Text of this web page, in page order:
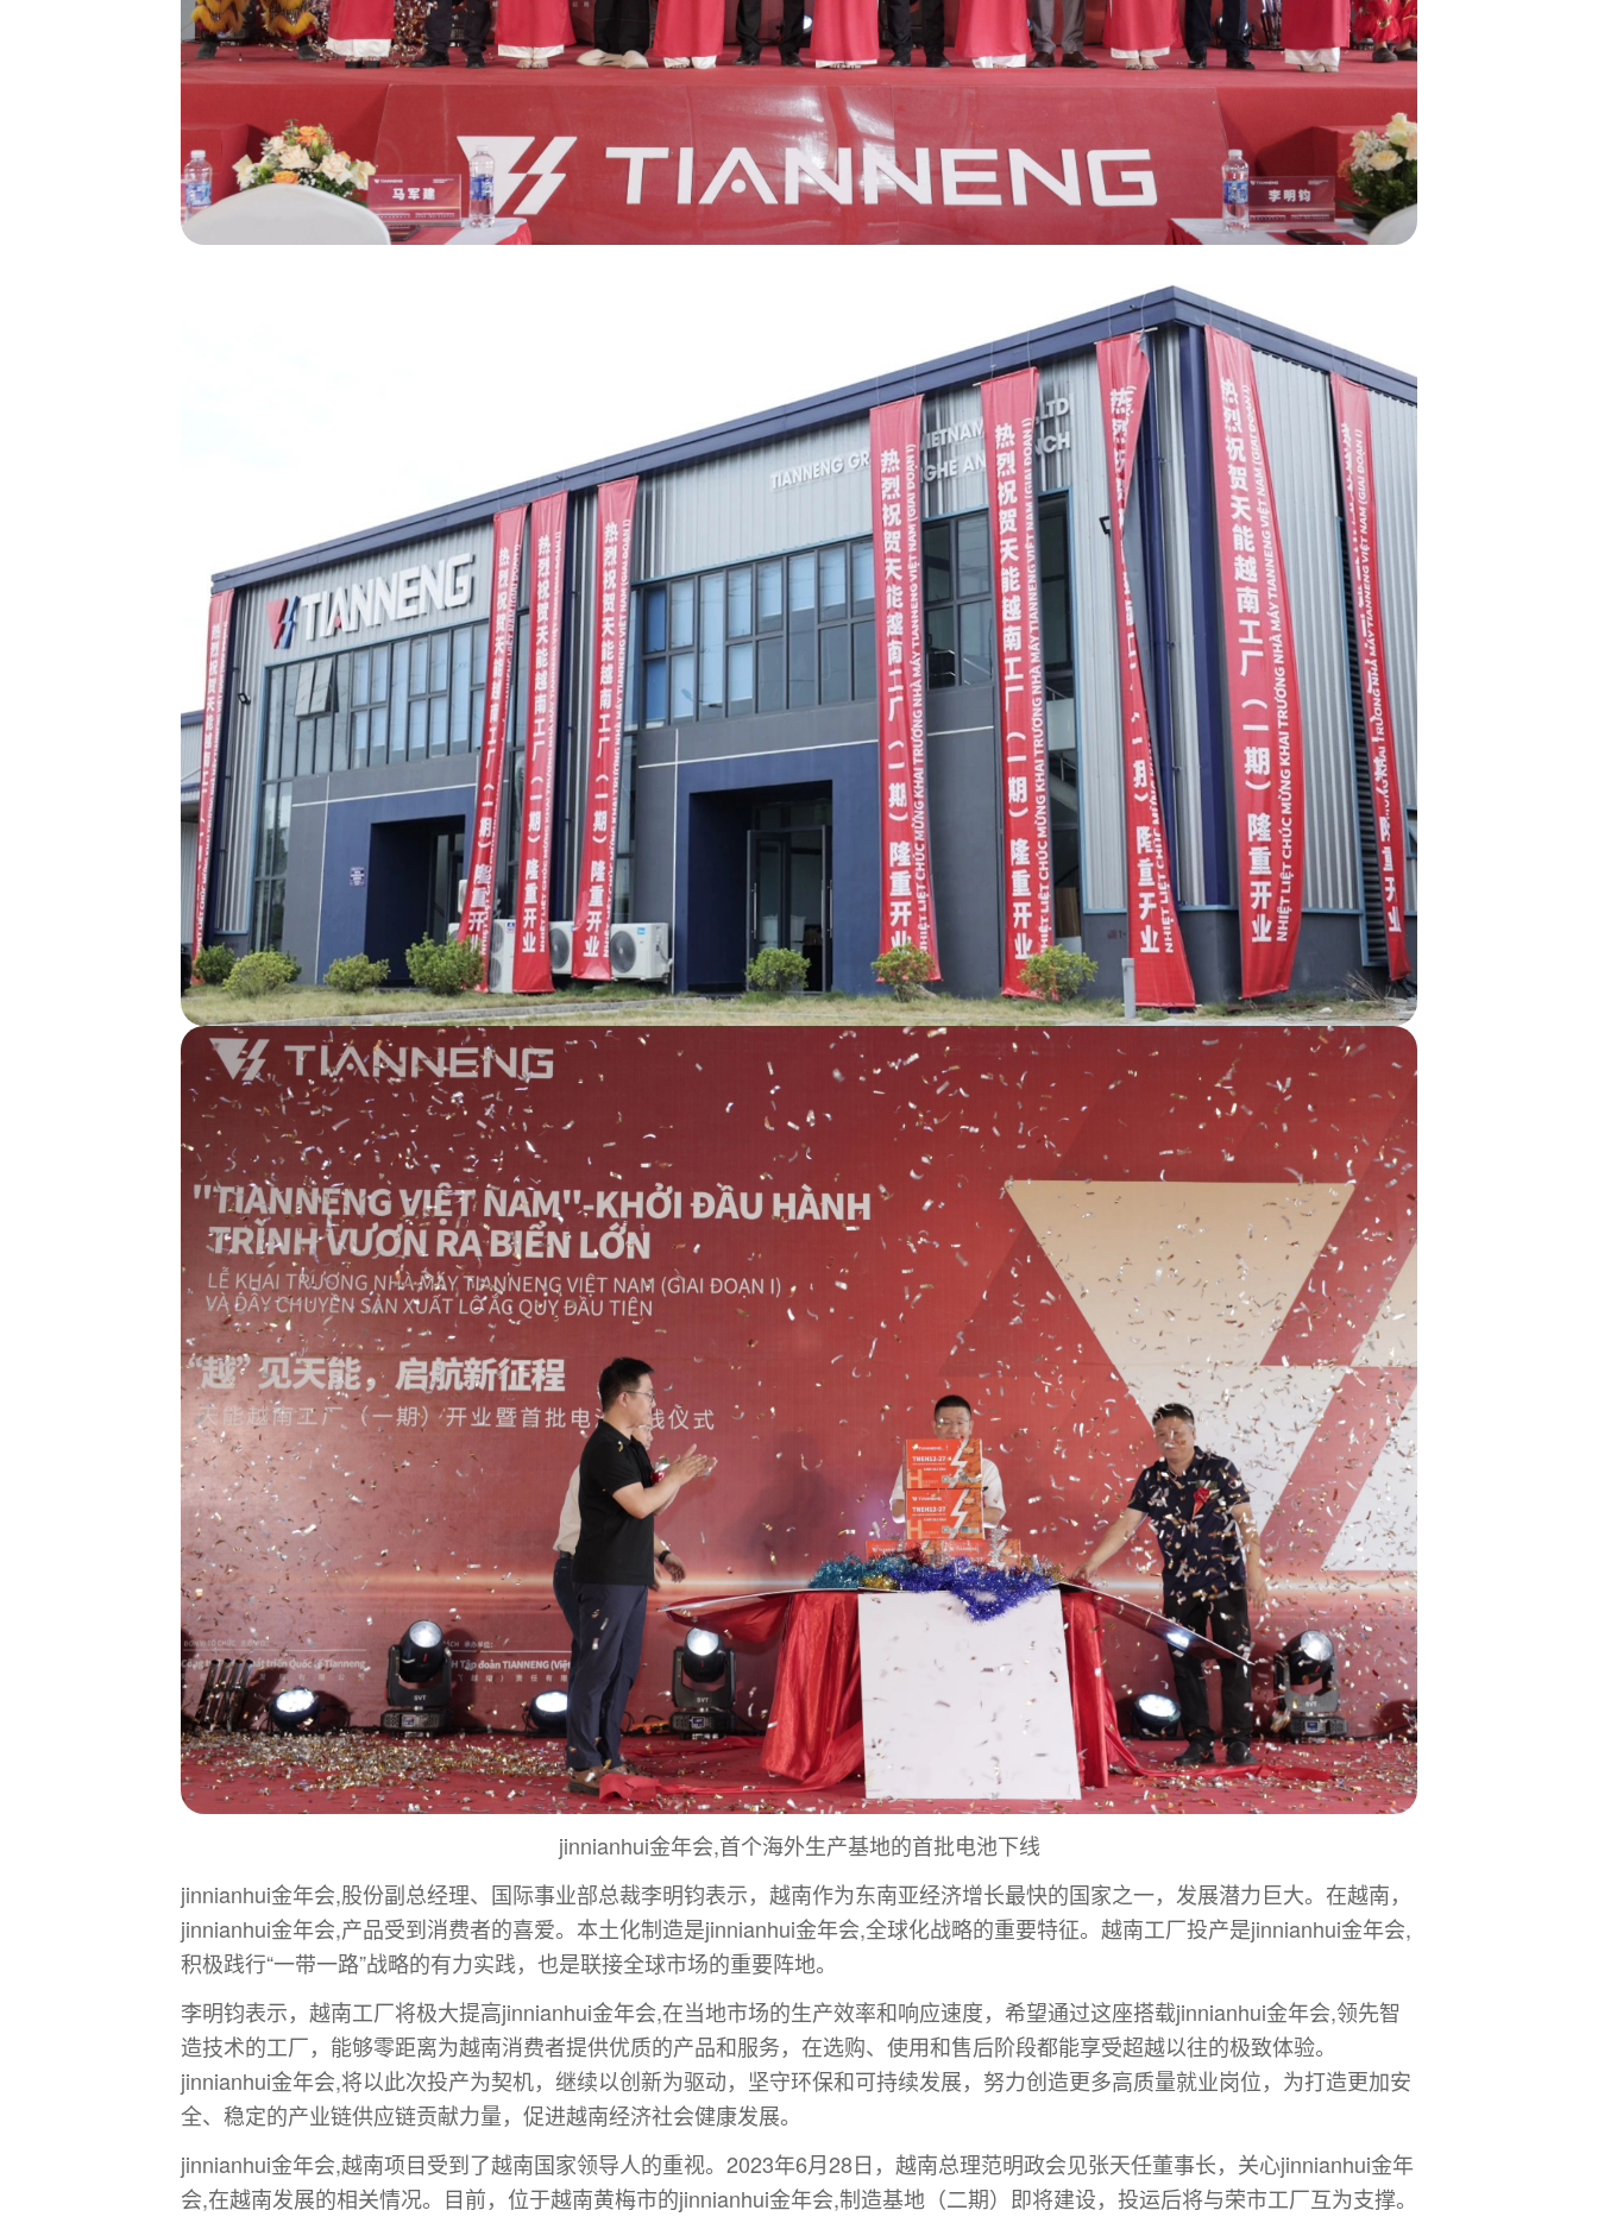
jinnianhui金年会,首个海外生产基地的首批电池下线
jinnianhui金年会,股份副总经理、国际事业部总裁李明钧表示，越南作为东南亚经济增长最快的国家之一，发展潜力巨大。在越南，
jinnianhui金年会,产品受到消费者的喜爱。本土化制造是jinnianhui金年会,全球化战略的重要特征。越南工厂投产是jinnianhui金年会,
积极践行“一带一路”战略的有力实践，也是联接全球市场的重要阵地。
李明钧表示，越南工厂将极大提高jinnianhui金年会,在当地市场的生产效率和响应速度，希望通过这座搭载jinnianhui金年会,领先智
造技术的工厂，能够零距离为越南消费者提供优质的产品和服务，在选购、使用和售后阶段都能享受超越以往的极致体验。
jinnianhui金年会,将以此次投产为契机，继续以创新为驱动，坚守环保和可持续发展，努力创造更多高质量就业岗位，为打造更加安
全、稳定的产业链供应链贡献力量，促进越南经济社会健康发展。
jinnianhui金年会,越南项目受到了越南国家领导人的重视。2023年6月28日，越南总理范明政会见张天任董事长，关心jinnianhui金年
会,在越南发展的相关情况。目前，位于越南黄梅市的jinnianhui金年会,制造基地（二期）即将建设，投运后将与荣市工厂互为支撑。